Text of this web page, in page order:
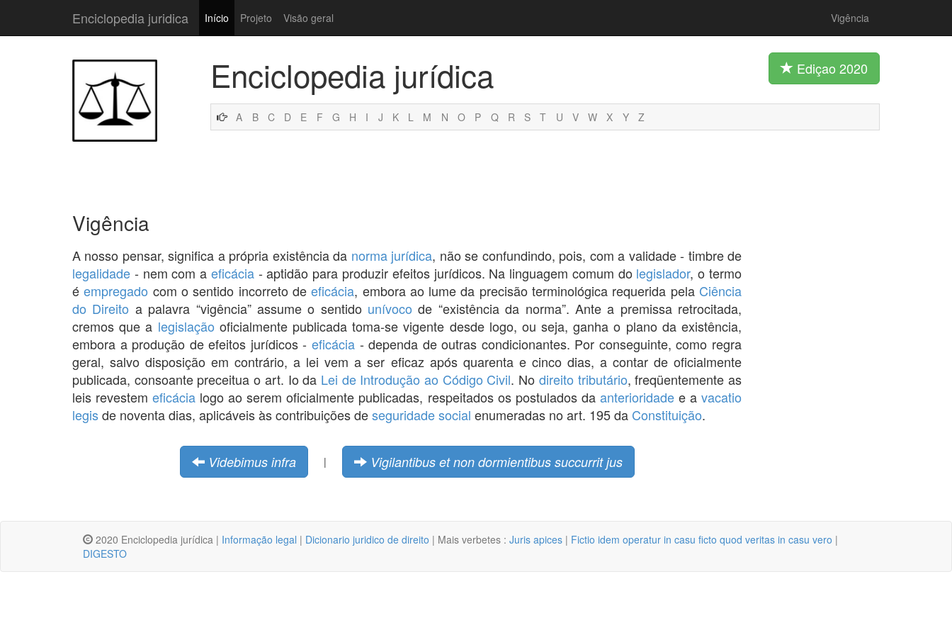
Enciclopedia juridica Início Projeto Visão geral Vigência
Enciclopedia jurídica Ediçao 2020
A B C D E F G H I J K L M N O P Q R S T U V W X Y Z
Vigência
A nosso pensar, significa a própria existência da norma jurídica, não se confundindo, pois, com a validade - timbre de
legalidade - nem com a eficácia- aptidão para produzir efeitos jurídicos. Na linguagem comum do legislador, o termo
éempregado com o sentido incorreto deeficácia, embora ao lume da precisão terminológica requerida pela Ciência
do Direito a palavra “vigência” assume o sentido unívoco de “existência da norma”. Ante a premissa retrocitada,
cremos que a legislação oficialmente publicada toma-se vigente desde logo, ou seja, ganha o plano da existência,
embora a produção de efeitos jurídicos - eficácia- dependa de outras condicionantes. Por conseguinte, como regra
geral, salvo disposição em contrário, a lei vem a ser eficaz após quarenta e cinco dias, a contar de oficialmente
publicada, consoante preceitua o art. Io da Lei de Introdução ao Código Civil. No direito tributário, freqüentemente as
leis revestemeficácia logo ao serem oficialmente publicadas, respeitados os postulados da anterioridadee avacatio
legisde noventa dias, aplicáveis às contribuições deseguridade social enumeradas no art. 195 da Constituição.
Videbimus infra | Vigilantibus et non dormientibus succurrit jus
2020 Enciclopedia jurídica | Informação legal | Dicionario juridico de direito | Mais verbetes : Juris apices | Fictio idem operatur in casu ficto quod veritas in casu vero |
DIGESTO